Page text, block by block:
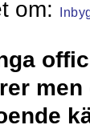
men